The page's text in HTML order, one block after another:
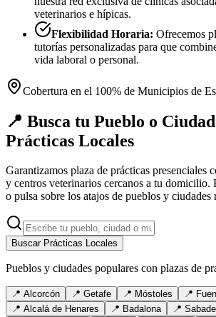
veterinarios e hípicas.
Flexibilidad Horaria: Ofrecemos
tutorías personalizadas para que
vida laboral o personal.
Cobertura en el 100% de Municipios de
📍 Busca tu Pueblo o
Prácticas Locales
Garantizamos plaza de prácticas presenciales
y centros veterinarios cercanos a tu domicilio.
o pulsa sobre los atajos de pueblos y ciudades
Buscar Prácticas Locales
Pueblos y ciudades populares con plazas de
📍 Alcorcón 📍 Getafe 📍 Móstoles 📍
📍 Alcalá de Henares 📍 Badalona 📍 Sabadell